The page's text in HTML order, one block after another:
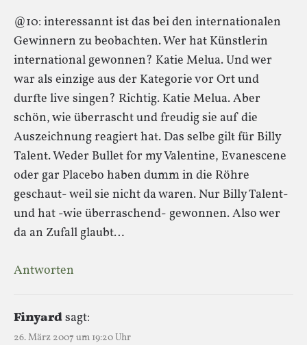
@10: interessannt ist das bei den internationalen
Gewinnern zu beobachten. Wer hat Künstlerin
international gewonnen? Katie Melua. Und wer
war als einzige aus der Kategorie vor Ort und
durfte live singen? Richtig. Katie Melua. Aber
schön, wie überrascht und freudig sie auf die
Auszeichnung reagiert hat. Das selbe gilt für Billy
Talent. Weder Bullet for my Valentine, Evanescene
oder gar Placebo haben dumm in die Röhre
geschaut- weil sie nicht da waren. Nur Billy Talent-
und hat -wie überraschend- gewonnen. Also wer
da an Zufall glaubt…
Antworten
Finyardsagt:
26. März 2007 um 19:20 Uhr